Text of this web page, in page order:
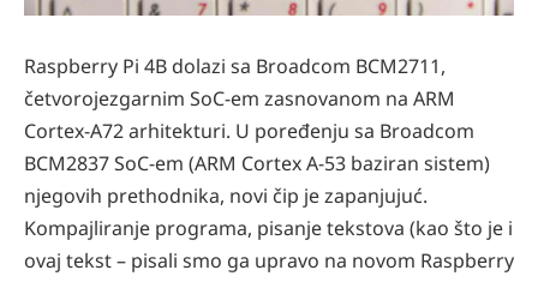
Raspberry Pi 4B dolazi sa Broadcom BCM2711,
četvorojezgarnim SoC-em zasnovanom na ARM
Cortex-A72 arhitekturi. U poređenju sa Broadcom
BCM2837 SoC-em (ARM Cortex A-53 baziran sistem)
njegovih prethodnika, novi čip je zapanjujuć.
Kompajliranje programa, pisanje tekstova (kao što je i
ovaj tekst – pisali smo ga upravo na novom Raspberry